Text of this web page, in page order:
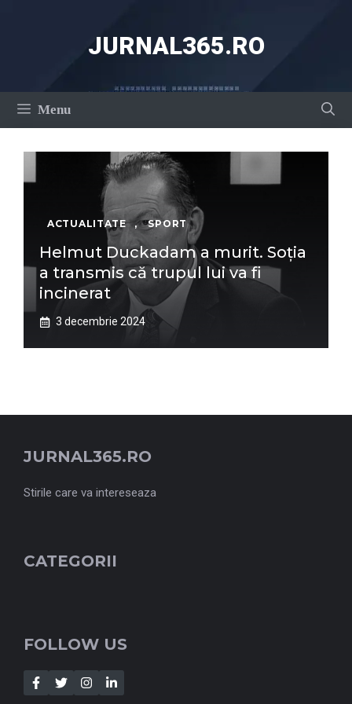
JURNAL365.RO
Menu
ACTUALITATE , SPORT
Helmut Duckadam a murit. Soția
a transmis că trupul lui va fi
incinerat
3 decembrie 2024
JURNAL365.RO
Stirile care va intereseaza
CATEGORII
FOLLOW US